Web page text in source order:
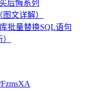
后悔系列
文详解）
批量替换SQL语句
FzmsXA